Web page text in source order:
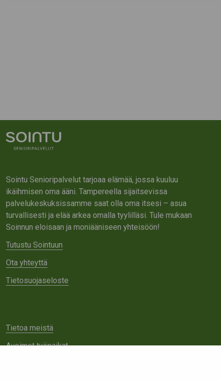
Sointu Senioripalvelut tarjoaa elämää, jossa kuuluu
ikäihmisen oma ääni. Tampereella sijaitsevissa
palvelukeskuksissamme saat olla oma itsesi – asua
turvallisesti ja elää arkea omalla tyylilläsi. Tule mukaan
Soinnun eloisaan ja moniääniseen yhteisöön!
Tutustu Sointuun
Ota yhteyttä
Tietosuojaseloste
Tietoa meistä
Avoimet työpaikat